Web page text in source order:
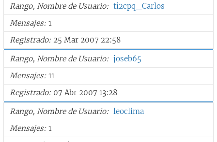
Rango, Nombre de Usuario
ti2cpq_Carlos
Mensajes 1
Registrado 25 Mar 2007 22:58
Rango, Nombre de Usuario
joseb65
Mensajes 11
Registrado 07 Abr 2007 13:28
Rango, Nombre de Usuario
leoclima
Mensajes 1